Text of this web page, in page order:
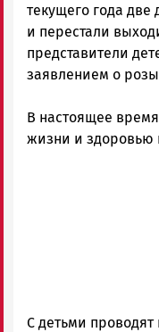
текущего года две
и перестали
представители
заявлением о
В настоящее
жизни и здоровью
С детьми